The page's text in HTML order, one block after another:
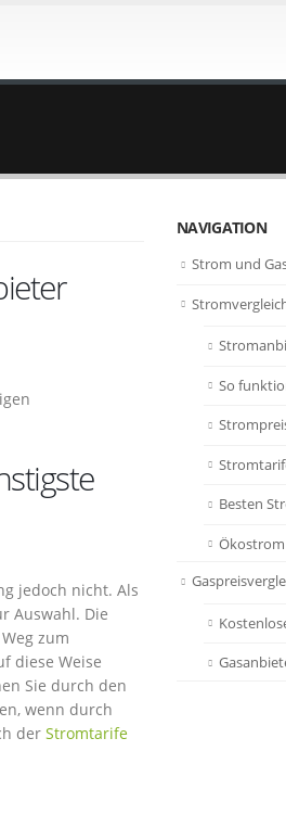
jedoch nicht. Als
Auswahl. Die
zum
diese Weise
Sie durch den
wenn durch
der Stromtarife
NAVIGATION
Strom und
So
Besten
Ökostrom